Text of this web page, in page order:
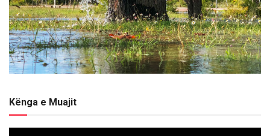
Kënga e Muajit